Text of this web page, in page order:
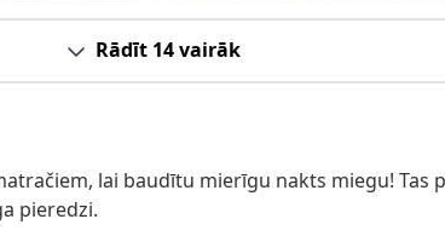
Rādīt 14 vairāk
lai baudītu mierīgu nakts miegu! Tas
pieredzi.